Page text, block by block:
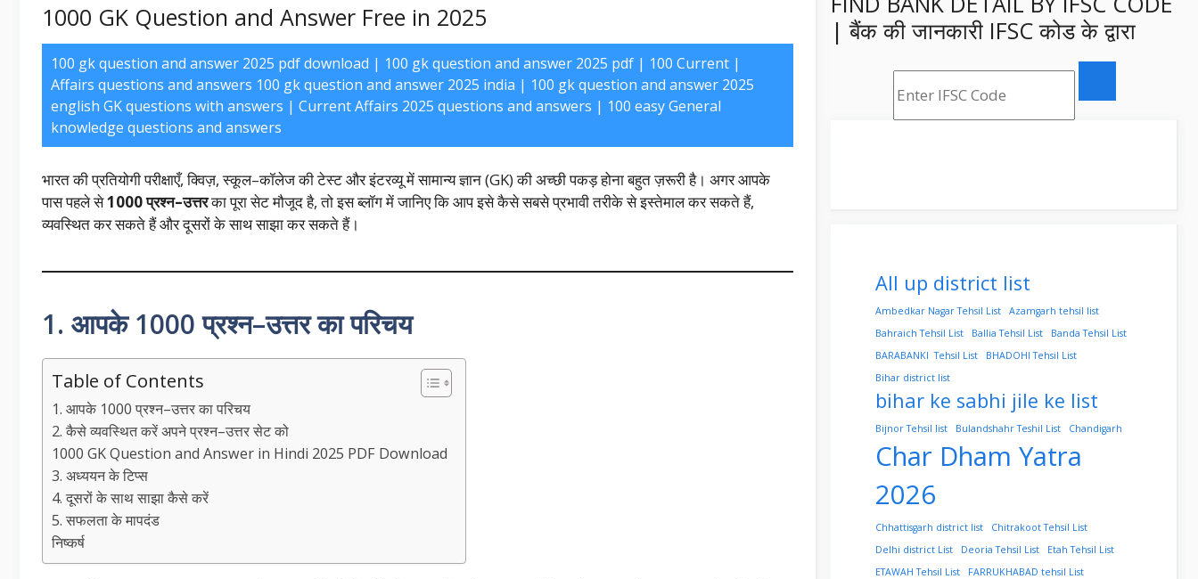
1000 GK Question and Answer Free in 2025
100 gk question and answer 2025 pdf download | 100 gk question and answer 2025 pdf | 100 Current |
Affairs questions and answers 100 gk question and answer 2025 india | 100 gk question and answer 2025
english GK questions with answers | Current Affairs 2025 questions and answers | 100 easy General
knowledge questions and answers
भारत की प्रतियोगी परीक्षाएँ, क्विज़, स्कूल–कॉलेज की टेस्ट और इंटरव्यू में सामान्य ज्ञान (GK) की अच्छी पकड़ होना बहुत ज़रूरी है। अगर आपके
पास पहले से1000 प्रश्न–उत्तरका पूरा सेट मौजूद है, तो इस ब्लॉग में जानिए कि आप इसे कैसे सबसे प्रभावी तरीके से इस्तेमाल कर सकते हैं,
व्यवस्थित कर सकते हैं और दूसरों के साथ साझा कर सकते हैं।
1. आपके 1000 प्रश्न–उत्तर का परिचय
Table of Contents
1. आपके 1000 प्रश्न–उत्तर का परिचय
2. कैसे व्यवस्थित करें अपने प्रश्न–उत्तर सेट को
1000 GK Question and Answer in Hindi 2025 PDF Download
3. अध्ययन के टिप्स
4. दूसरों के साथ साझा कैसे करें
5. सफलता के मापदंड
निष्कर्ष
| बैंक की जानकारी IFSC कोड के द्वारा
All up district list
Ambedkar Nagar Tehsil List
Azamgarh tehsil list
Bahraich Tehsil List
Ballia Tehsil List
Banda Tehsil List
BARABANKI Tehsil List
BHADOHI Tehsil List
Bihar district list
bihar ke sabhi jile ke list
Bijnor Tehsil list Bulandshahr Teshil List Chandigarh
Char Dham Yatra
2026
Chhattisgarh district list
Chitrakoot Tehsil List
Delhi district List
Deoria Tehsil List
Etah Tehsil List
ETAWAH Tehsil List
FARRUKHABAD tehsil List